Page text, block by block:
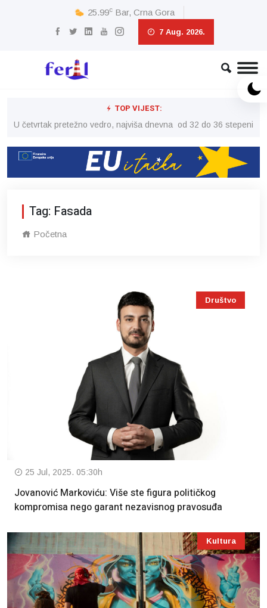
25.99c Bar, Crna Gora
7 Aug. 2026.
TOP VIJEST:
U četvrtak pretežno vedro, najviša dnevna od 32 do 36 stepeni
Tag: Fasada
Početna
Društvo
25 Jul, 2025. 05:30h
Jovanović Markoviću: Više ste figura političkog
kompromisa nego garant nezavisnog pravosuđa
Kultura